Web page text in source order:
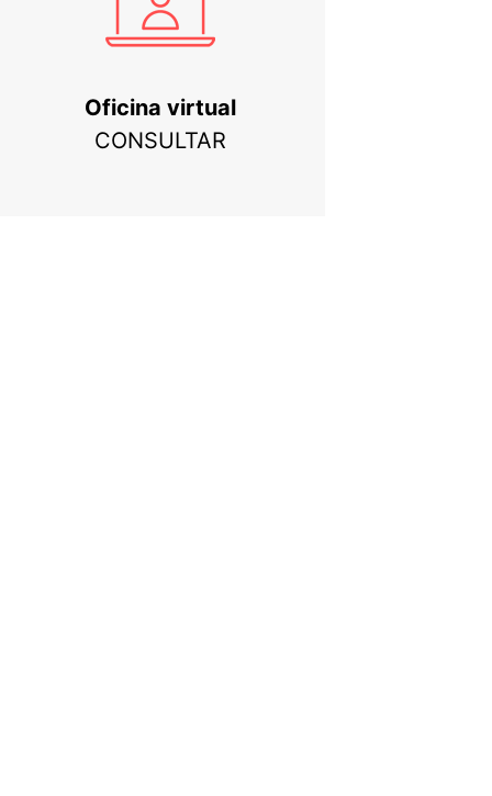
Oficina virtual
CONSULTAR